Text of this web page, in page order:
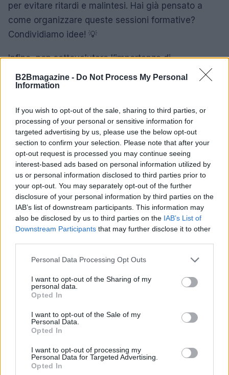
B2Bmagazine - Do Not Process My Personal
Information
If you wish to opt-out of the sale, sharing to third parties, or
processing of your personal or sensitive information for
targeted advertising by us, please use the below opt-out
section to confirm your selection. Please note that after your
opt-out request is processed you may continue seeing
interest-based ads based on personal information utilized by
us or personal information disclosed to third parties prior to
your opt-out. You may separately opt-out of the further
disclosure of your personal information by third parties on the
IAB’s list of downstream participants. This information may
also be disclosed by us to third parties on the IAB’s List of
Downstream Participants that may further disclose it to other
Please note that this website/app uses one or more Google
not limited to your visit or usage behaviour. You may click to
grant or deny consent to Google and its third-party tags to
use your data for below specified purposes in below Google
consent section.
Personal Data Processing Opt Outs
I want to opt-out of the Sharing of my
personal data.
Opted In
I want to opt-out of the Sale of my
Personal Data.
Opted In
I want to opt-out of processing my
Personal Data for Targeted Advertising.
Opted In
per evitare ritardi e malintesi. Hai già pensato a
come organizzare queste sessioni formative?
Condividiamo idee! 💡
Infine, non sottovalutare l’importanza di
comunicare con altri utenti e di fare rete. Le
esperienze di chi ha già affrontato il cambiamento
momento di grande trasformazione, e insieme
possiamo affrontarlo al meglio. Chi è pronto a
mettersi in gioco? 💥
AUTORE
AiAdhubMedia